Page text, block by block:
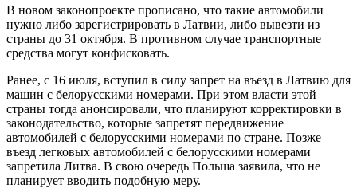
В новом законопроекте прописано, что такие автомобили
нужно либо зарегистрировать в Латвии, либо вывезти из
страны до 31 октября. В противном случае транспортные
средства могут конфисковать.
Ранее, с 16 июля, вступил в силу запрет на въезд в Латвию для
машин с белорусскими номерами. При этом власти этой
страны тогда анонсировали, что планируют корректировки в
законодательство, которые запретят передвижение
автомобилей с белорусскими номерами по стране. Позже
въезд легковых автомобилей с белорусскими номерами
запретила Литва. В свою очередь Польша заявила, что не
планирует вводить подобную меру.